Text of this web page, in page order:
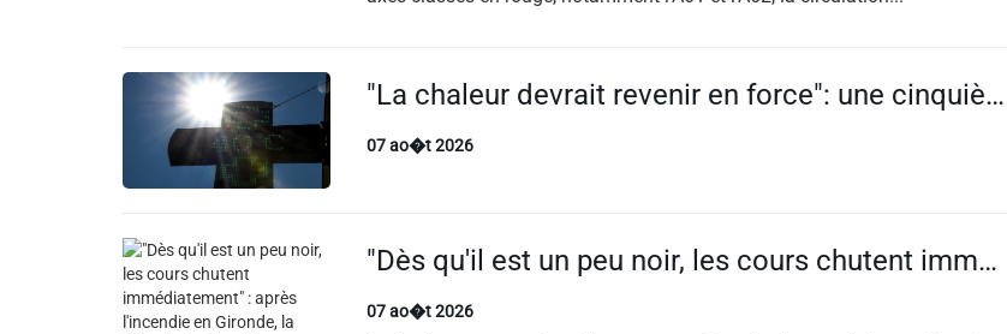
Ville de Nice
Ma Région Sud
"La chaleur devrait revenir en force": une cinquième canicule va s'installer en France, à quoi faut-il...
07 ao�t 2026
"Dès qu'il est un peu noir, les cours chutent immédiatement" : après l'incendie en Gironde, la filière bois s'inquiète
07 ao�t 2026